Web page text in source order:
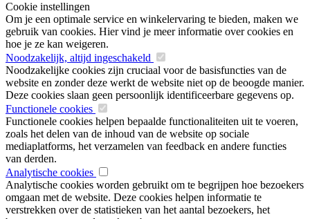
Cookie instellingen
Om je een optimale service en winkelervaring te bieden, maken we
gebruik van cookies. Hier vind je meer informatie over cookies en
hoe je ze kan weigeren.
Noodzakelijk, altijd ingeschakeld
Noodzakelijke cookies zijn cruciaal voor de basisfuncties van de
website en zonder deze werkt de website niet op de beoogde manier.
Deze cookies slaan geen persoonlijk identificeerbare gegevens op.
Functionele cookies
Functionele cookies helpen bepaalde functionaliteiten uit te voeren,
zoals het delen van de inhoud van de website op sociale
mediaplatforms, het verzamelen van feedback en andere functies
van derden.
Analytische cookies
Analytische cookies worden gebruikt om te begrijpen hoe bezoekers
omgaan met de website. Deze cookies helpen informatie te
verstrekken over de statistieken van het aantal bezoekers, het